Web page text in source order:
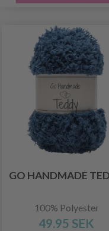
GO HANDMADE
100% Polyester
49.95 SEK